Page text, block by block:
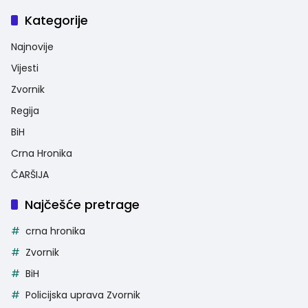
Kategorije
Najnovije
Vijesti
Zvornik
Regija
BiH
Crna Hronika
ČARŠIJA
Najčešće pretrage
crna hronika
Zvornik
BiH
Policijska uprava Zvornik